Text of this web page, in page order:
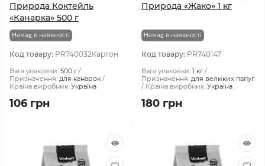
Природа Коктейль
«Канарка» 500 г
Немає в наявності
Код товару: PR740032Картон
Вага упаковки: 500 г
Призначення: для канарок
Країна виробник: Україна
106 грн
Природа «Жако» 1 кг
Немає в наявності
Код товару: PR740147
Вага упаковки: 1 кг
Призначення: для великих папуг
Країна виробник: Україна
180 грн